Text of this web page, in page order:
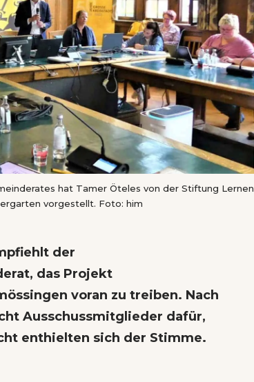
hat Tamer Öteles von der Stiftung Lernen
vorgestellt. Foto: him
der
das Projekt
voran zu treiben. Nach
Ausschussmitglieder dafür,
enthielten sich der Stimme.